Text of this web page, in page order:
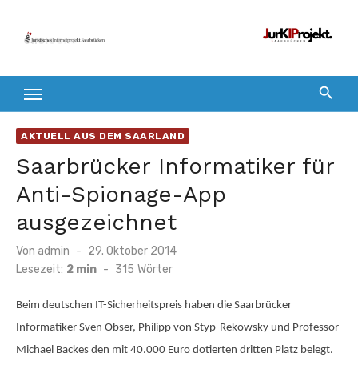
Inhalt
AKTUELL AUS DEM SAARLAND
Saarbrücker Informatiker für
Anti-Spionage-App
ausgezeichnet
Von admin
Veröffentlicht
am
29. Oktober 2014
Lesezeit: 2 min - 315 Wörter
Beim deutschen IT-Sicherheitspreis haben die Saarbrücker
Informatiker Sven Obser, Philipp von Styp-Rekowsky und Professor
Michael Backes den mit 40.000 Euro dotierten dritten Platz belegt.